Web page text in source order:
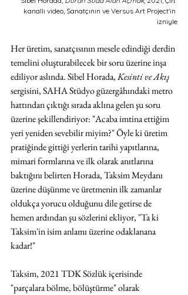
kanallı video, Sanatçının ve Versus Art Project'in
izniyle
Her üretim, sanatçısının mesele edindiği derdin
temelini oluşturabilecek bir soru üzerine inşa
ediliyor aslında. Sibel Horada, Kesinti ve Akış
sergisini, SAHA Stüdyo güzergâhındaki metro
hattından çıktığı sırada aklına gelen şu soru
üzerine şekillendiriyor: "Acaba imtina ettiğim
yeri yeniden sevebilir miyim?" Öyle ki üretim
pratiğinde gittiği yerlerin tarihi yapıtlarına,
mimari formlarına ve ilk olarak anıtlarına
baktığını belirten Horada, Taksim Meydanı
üzerine düşünme ve üretmenin ilk zamanlar
oldukça yorucu olduğunu dile getirse de
hemen ardından şu sözlerini ekliyor, "Ta ki
Taksim'in isim anlamı üzerine odaklanana
kadar!"
Taksim, 2021 TDK Sözlük içerisinde
"parçalara bölme, bölüştürme" olarak